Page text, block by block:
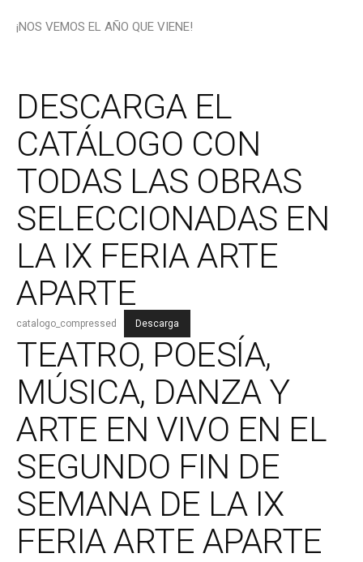
¡NOS VEMOS EL AÑO QUE VIENE!
DESCARGA EL
CATÁLOGO CON
TODAS LAS OBRAS
SELECCIONADAS EN
LA IX FERIA ARTE
APARTE
catalogo_compressed Descarga
TEATRO, POESÍA,
MÚSICA, DANZA Y
ARTE EN VIVO EN EL
SEGUNDO FIN DE
SEMANA DE LA IX
FERIA ARTE APARTE